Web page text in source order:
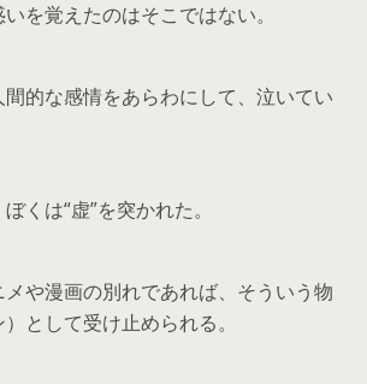
を覚えたのはそこではない。
的な感情をあらわにして、泣いてい
くは“虚”を突かれた。
や漫画の別れであれば、そういう物
として受け止められる。